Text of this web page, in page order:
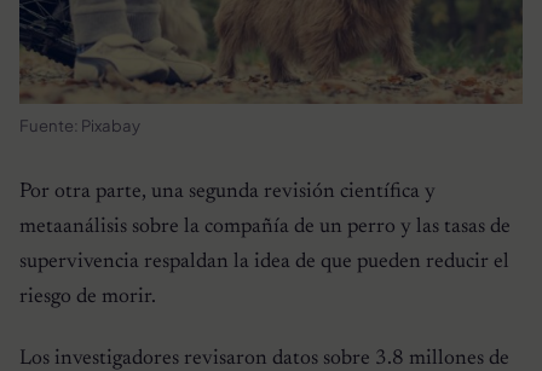
Fuente: Pixabay
Por otra parte, una segunda revisión científica y
metaanálisis sobre la compañía de un perro y las tasas de
supervivencia respaldan la idea de que pueden reducir el
riesgo de morir.
Los investigadores revisaron datos sobre 3.8 millones de